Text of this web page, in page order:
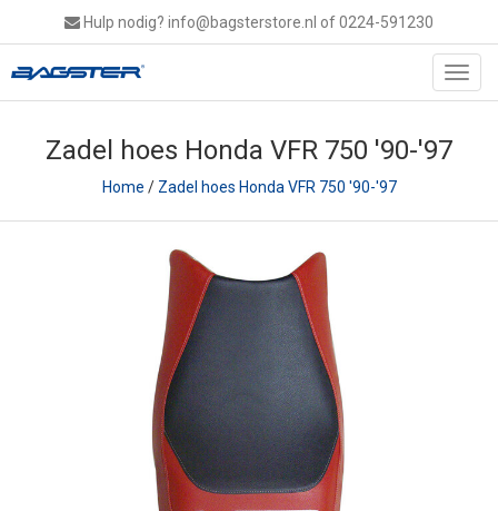
Hulp nodig? info@bagsterstore.nl of 0224-591230
Zadel hoes Honda VFR 750 '90-'97
Home / Zadel hoes Honda VFR 750 '90-'97